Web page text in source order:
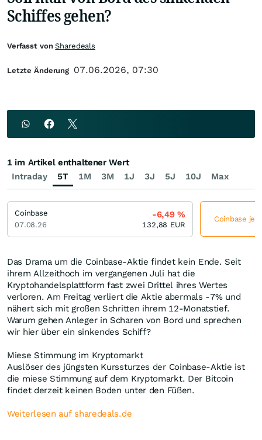
Schiffes gehen?
Das Drama um die Coinbase-Aktie findet kein Ende. Seit
ihrem Allzeithoch im vergangenen Juli hat die
Kryptohandelsplattform fast zwei Drittel ihres Wertes
verloren. Am Freitag verliert die Aktie abermals -7% und
nähert sich mit großen Schritten ihrem 12-Monatstief.
Warum gehen Anleger in Scharen von Bord und sprechen
wir hier über ein sinkendes Schiff?
Miese Stimmung im Kryptomarkt
Auslöser des jüngsten Kurssturzes der Coinbase-Aktie ist
die miese Stimmung auf dem Kryptomarkt. Der Bitcoin
findet derzeit keinen Boden unter den Füßen.
Weiterlesen auf sharedeals.de
Verfasst vonSharedeals
Letzte Änderung 07.06.2026, 07:30
Intraday 5T 1M 3M 1J 3J 5J 10J Max
1 im Artikel enthaltener Wert
Coinbase
07.08.26
-6,49%
132,88 EUR
Coinbase